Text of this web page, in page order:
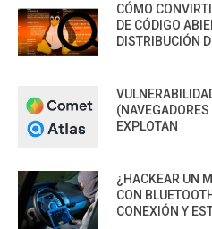
CÓMO
DE CÓDIGO
DISTRIBUCIÓN
EXPLOTAN
¿HACKEAR UN
CON
CONEXIÓN Y